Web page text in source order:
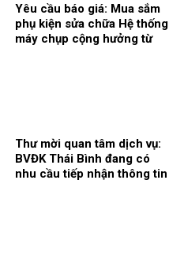
Yêu cầu báo giá: Mua sắm
phụ kiện sửa chữa Hệ thống
máy chụp cộng hưởng từ
Thư mời quan tâm dịch vụ:
BVĐK Thái Bình đang có
nhu cầu tiếp nhận thông tin